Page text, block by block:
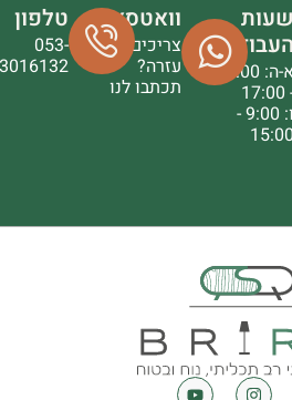
שעות
העבודה
א-ה: 9:00
-
ו: 9:00 -
15:00
וואטסאפ
צריכים
עזרה?
תכתבו לנו
טלפון
053-
3016132